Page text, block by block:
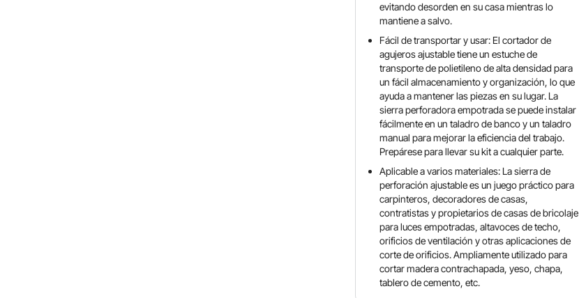
evitando desorden en su casa mientras lo
mantiene a salvo.
Fácil de transportar y usar: El cortador de
agujeros ajustable tiene un estuche de
transporte de polietileno de alta densidad para
un fácil almacenamiento y organización, lo que
ayuda a mantener las piezas en su lugar. La
sierra perforadora empotrada se puede instalar
fácilmente en un taladro de banco y un taladro
manual para mejorar la eficiencia del trabajo.
Prepárese para llevar su kit a cualquier parte.
Aplicable a varios materiales: La sierra de
perforación ajustable es un juego práctico para
carpinteros, decoradores de casas,
contratistas y propietarios de casas de bricolaje
para luces empotradas, altavoces de techo,
orificios de ventilación y otras aplicaciones de
corte de orificios. Ampliamente utilizado para
cortar madera contrachapada, yeso, chapa,
tablero de cemento, etc.